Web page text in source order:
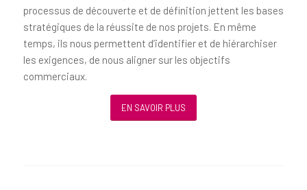
processus de découverte et de définition jettent les bases
stratégiques de la réussite de nos projets. En même
temps, ils nous permettent d’identifier et de hiérarchiser
les exigences, de nous aligner sur les objectifs
commerciaux.
EN SAVOIR PLUS